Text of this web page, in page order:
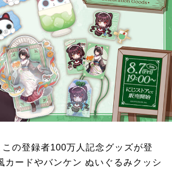
この登録者100万人記念グッズが登
カードやバンケン ぬいぐるみクッシ